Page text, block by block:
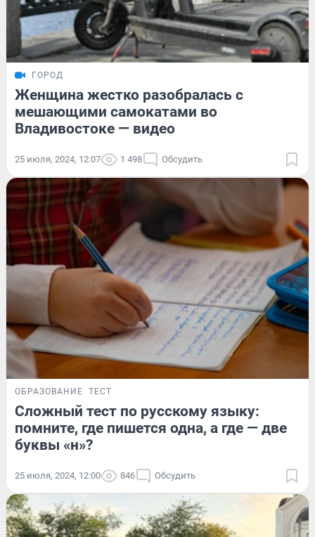
ГОРОД
Женщина жестко разобралась с
мешающими самокатами во
Владивостоке — видео
25 июля, 2024, 12:07 1 498 Обсудить
ОБРАЗОВАНИЕ ТЕСТ
Сложный тест по русскому языку:
помните, где пишется одна, а где — две
буквы «н»?
25 июля, 2024, 12:00 846 Обсудить